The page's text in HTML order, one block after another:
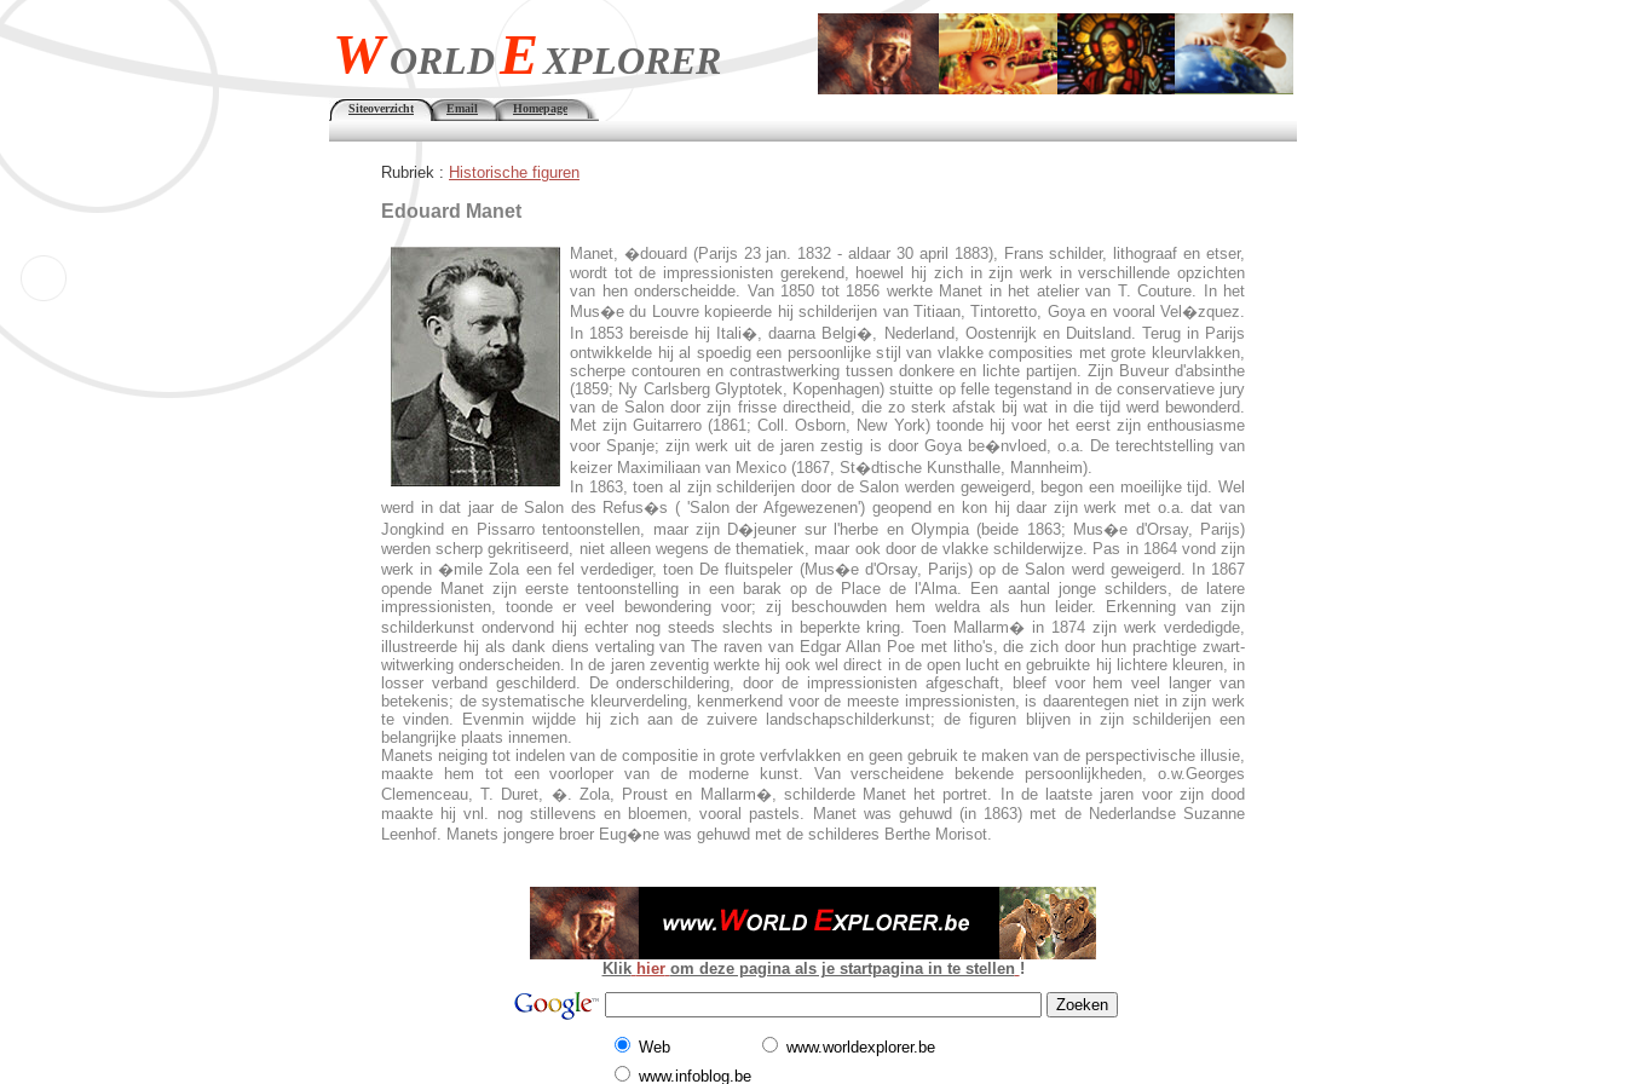
WORLDEXPLORER
Siteoverzicht Email Homepage
Rubriek : Historische figuren
Edouard Manet
Manet, �douard (Parijs 23 jan. 1832 - aldaar 30 april 1883), Frans schilder, lithograaf en etser,
wordt tot de impressionisten gerekend, hoewel hij zich in zijn werk in verschillende opzichten
van hen onderscheidde. Van 1850 tot 1856 werkte Manet in het atelier van T. Couture. In het
Mus�e du Louvre kopieerde hij schilderijen van Titiaan, Tintoretto, Goya en vooral Vel�zquez.
In 1853 bereisde hij Itali�, daarna Belgi�, Nederland, Oostenrijk en Duitsland. Terug in Parijs
ontwikkelde hij al spoedig een persoonlijke stijl van vlakke composities met grote kleurvlakken,
scherpe contouren en contrastwerking tussen donkere en lichte partijen. Zijn Buveur d'absinthe
(1859; Ny Carlsberg Glyptotek, Kopenhagen) stuitte op felle tegenstand in de conservatieve jury
van de Salon door zijn frisse directheid, die zo sterk afstak bij wat in die tijd werd bewonderd.
Met zijn Guitarrero (1861; Coll. Osborn, New York) toonde hij voor het eerst zijn enthousiasme
voor Spanje; zijn werk uit de jaren zestig is door Goya be�nvloed, o.a. De terechtstelling van
keizer Maximiliaan van Mexico (1867, St�dtische Kunsthalle, Mannheim).
In 1863, toen al zijn schilderijen door de Salon werden geweigerd, begon een moeilijke tijd. Wel
werd in dat jaar de Salon des Refus�s ( 'Salon der Afgewezenen') geopend en kon hij daar zijn werk met o.a. dat van
Jongkind en Pissarro tentoonstellen, maar zijn D�jeuner sur l'herbe en Olympia (beide 1863; Mus�e d'Orsay, Parijs)
werden scherp gekritiseerd, niet alleen wegens de thematiek, maar ook door de vlakke schilderwijze. Pas in 1864 vond zijn
werk in �mile Zola een fel verdediger, toen De fluitspeler (Mus�e d'Orsay, Parijs) op de Salon werd geweigerd. In 1867
opende Manet zijn eerste tentoonstelling in een barak op de Place de l'Alma. Een aantal jonge schilders, de latere
impressionisten, toonde er veel bewondering voor; zij beschouwden hem weldra als hun leider. Erkenning van zijn
schilderkunst ondervond hij echter nog steeds slechts in beperkte kring. Toen Mallarm� in 1874 zijn werk verdedigde,
illustreerde hij als dank diens vertaling van The raven van Edgar Allan Poe met litho's, die zich door hun prachtige zwart-
witwerking onderscheiden. In de jaren zeventig werkte hij ook wel direct in de open lucht en gebruikte hij lichtere kleuren, in
losser verband geschilderd. De onderschildering, door de impressionisten afgeschaft, bleef voor hem veel langer van
betekenis; de systematische kleurverdeling, kenmerkend voor de meeste impressionisten, is daarentegen niet in zijn werk
te vinden. Evenmin wijdde hij zich aan de zuivere landschapschilderkunst; de figuren blijven in zijn schilderijen een
belangrijke plaats innemen.
Manets neiging tot indelen van de compositie in grote verfvlakken en geen gebruik te maken van de perspectivische illusie,
maakte hem tot een voorloper van de moderne kunst. Van verscheidene bekende persoonlijkheden, o.w.Georges
Clemenceau, T. Duret, �. Zola, Proust en Mallarm�, schilderde Manet het portret. In de laatste jaren voor zijn dood
maakte hij vnl. nog stillevens en bloemen, vooral pastels. Manet was gehuwd (in 1863) met de Nederlandse Suzanne
Leenhof. Manets jongere broer Eug�ne was gehuwd met de schilderes Berthe Morisot.
Klik hier om deze pagina als je startpagina in te stellen !
Web
www.worldexplorer.be
www.infoblog.be